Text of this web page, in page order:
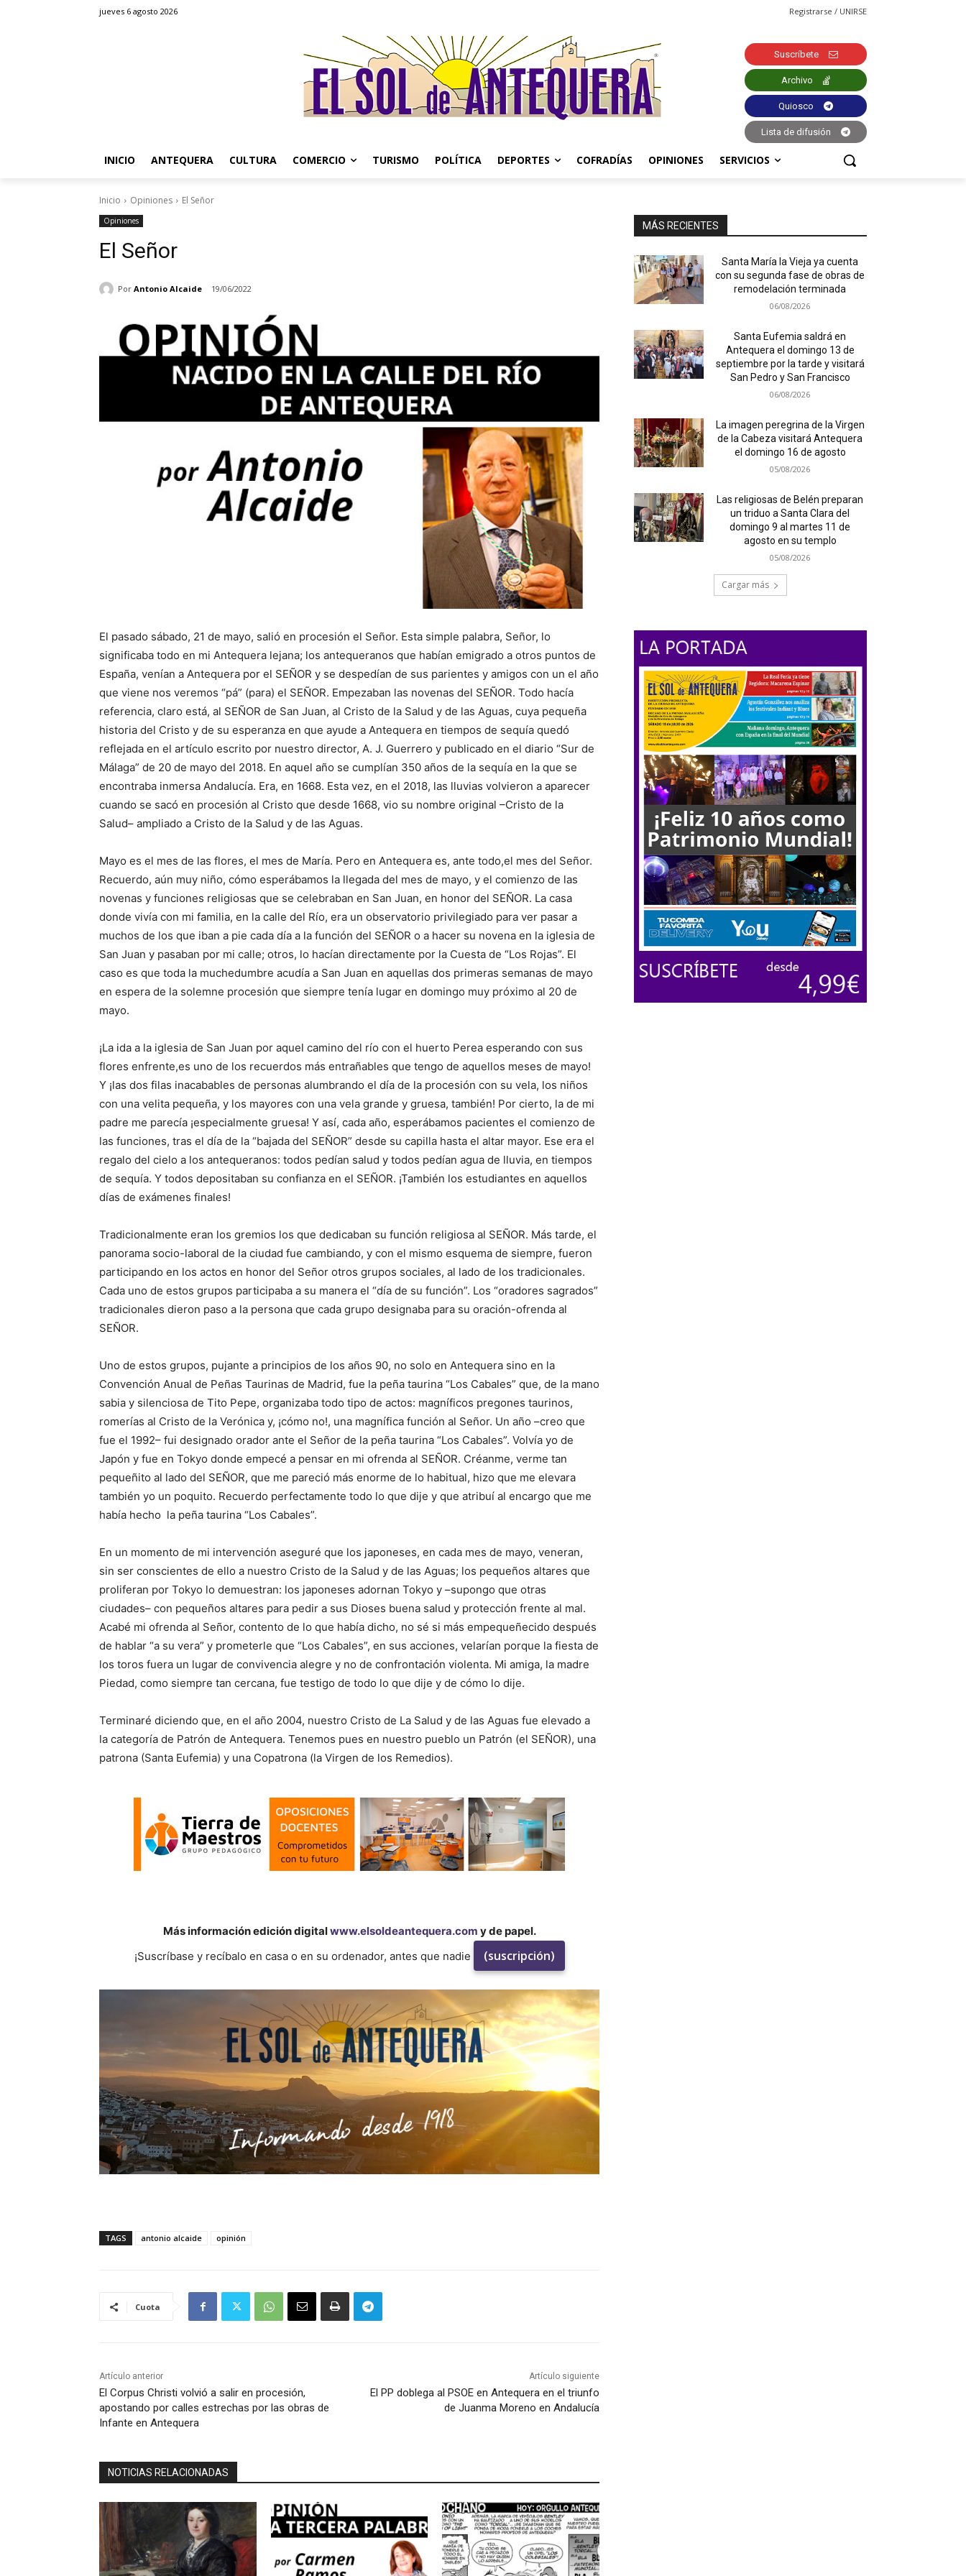
jueves 6 agosto 2026 Registrarse / UNIRSE
Suscríbete
Archivo
Quiosco
Lista de difusión
INICIO ANTEQUERA CULTURA COMERCIO TURISMO POLÍTICA DEPORTES COFRADÍAS OPINIONES SERVICIOS
Inicio Opiniones El Señor
Opiniones
El Señor
Por Antonio Alcaide 19/06/2022
El pasado sábado, 21 de mayo, salió en procesión el Señor. Esta simple palabra, Señor, lo
significaba todo en mi Antequera lejana; los antequeranos que habían emigrado a otros puntos de
España, venían a Antequera por el SEÑOR y se despedían de sus parientes y amigos con un el año
que viene nos veremos “pá” (para) el SEÑOR. Empezaban las novenas del SEÑOR. Todo hacía
referencia, claro está, al SEÑOR de San Juan, al Cristo de la Salud y de las Aguas, cuya pequeña
historia del Cristo y de su esperanza en que ayude a Antequera en tiempos de sequía quedó
reflejada en el artículo escrito por nuestro director, A. J. Guerrero y publicado en el diario “Sur de
Málaga” de 20 de mayo del 2018. En aquel año se cumplían 350 años de la sequía en la que se
encontraba inmersa Andalucía. Era, en 1668. Esta vez, en el 2018, las lluvias volvieron a aparecer
cuando se sacó en procesión al Cristo que desde 1668, vio su nombre original –Cristo de la
Salud– ampliado a Cristo de la Salud y de las Aguas.
Mayo es el mes de las flores, el mes de María. Pero en Antequera es, ante todo,el mes del Señor.
Recuerdo, aún muy niño, cómo esperábamos la llegada del mes de mayo, y el comienzo de las
novenas y funciones religiosas que se celebraban en San Juan, en honor del SEÑOR. La casa
donde vivía con mi familia, en la calle del Río, era un observatorio privilegiado para ver pasar a
muchos de los que iban a pie cada día a la función del SEÑOR o a hacer su novena en la iglesia de
San Juan y pasaban por mi calle; otros, lo hacían directamente por la Cuesta de “Los Rojas”. El
caso es que toda la muchedumbre acudía a San Juan en aquellas dos primeras semanas de mayo
en espera de la solemne procesión que siempre tenía lugar en domingo muy próximo al 20 de
mayo.
¡La ida a la iglesia de San Juan por aquel camino del río con el huerto Perea esperando con sus
flores enfrente,es uno de los recuerdos más entrañables que tengo de aquellos meses de mayo!
Y ¡las dos filas inacabables de personas alumbrando el día de la procesión con su vela, los niños
con una velita pequeña, y los mayores con una vela grande y gruesa, también! Por cierto, la de mi
padre me parecía ¡especialmente gruesa! Y así, cada año, esperábamos pacientes el comienzo de
las funciones, tras el día de la “bajada del SEÑOR” desde su capilla hasta el altar mayor. Ese era el
regalo del cielo a los antequeranos: todos pedían salud y todos pedían agua de lluvia, en tiempos
de sequía. Y todos depositaban su confianza en el SEÑOR. ¡También los estudiantes en aquellos
días de exámenes finales!
Tradicionalmente eran los gremios los que dedicaban su función religiosa al SEÑOR. Más tarde, el
panorama socio-laboral de la ciudad fue cambiando, y con el mismo esquema de siempre, fueron
participando en los actos en honor del Señor otros grupos sociales, al lado de los tradicionales.
Cada uno de estos grupos participaba a su manera el “día de su función”. Los “oradores sagrados”
tradicionales dieron paso a la persona que cada grupo designaba para su oración-ofrenda al
SEÑOR.
Uno de estos grupos, pujante a principios de los años 90, no solo en Antequera sino en la
Convención Anual de Peñas Taurinas de Madrid, fue la peña taurina “Los Cabales” que, de la mano
sabia y silenciosa de Tito Pepe, organizaba todo tipo de actos: magníficos pregones taurinos,
romerías al Cristo de la Verónica y, ¡cómo no!, una magnífica función al Señor. Un año –creo que
fue el 1992– fui designado orador ante el Señor de la peña taurina “Los Cabales”. Volvía yo de
Japón y fue en Tokyo donde empecé a pensar en mi ofrenda al SEÑOR. Créanme, verme tan
pequeñito al lado del SEÑOR, que me pareció más enorme de lo habitual, hizo que me elevara
también yo un poquito. Recuerdo perfectamente todo lo que dije y que atribuí al encargo que me
había hecho la peña taurina “Los Cabales”.
En un momento de mi intervención aseguré que los japoneses, en cada mes de mayo, veneran,
sin ser conscientes de ello a nuestro Cristo de la Salud y de las Aguas; los pequeños altares que
proliferan por Tokyo lo demuestran: los japoneses adornan Tokyo y –supongo que otras
ciudades– con pequeños altares para pedir a sus Dioses buena salud y protección frente al mal.
Acabé mi ofrenda al Señor, contento de lo que había dicho, no sé si más empequeñecido después
de hablar “a su vera” y prometerle que “Los Cabales”, en sus acciones, velarían porque la fiesta de
los toros fuera un lugar de convivencia alegre y no de confrontación violenta. Mi amiga, la madre
Piedad, como siempre tan cercana, fue testigo de todo lo que dije y de cómo lo dije.
Terminaré diciendo que, en el año 2004, nuestro Cristo de La Salud y de las Aguas fue elevado a
la categoría de Patrón de Antequera. Tenemos pues en nuestro pueblo un Patrón (el SEÑOR), una
patrona (Santa Eufemia) y una Copatrona (la Virgen de los Remedios).
Más información edición digitalwww.elsoldeantequera.com y de papel.
¡Suscríbase y recíbalo en casa o en su ordenador, antes que nadie
(suscripción)
TAGS antonio alcaide opinión
Cuota
Artículo anterior
El Corpus Christi volvió a salir en procesión,
apostando por calles estrechas por las obras de
Infante en Antequera
Artículo siguiente
El PP doblega al PSOE en Antequera en el triunfo
de Juanma Moreno en Andalucía
NOTICIAS RELACIONADAS
MÁS RECIENTES
Santa María la Vieja ya cuenta
con su segunda fase de obras de
remodelación terminada
06/08/2026
Santa Eufemia saldrá en
Antequera el domingo 13 de
septiembre por la tarde y visitará
San Pedro y San Francisco
06/08/2026
La imagen peregrina de la Virgen
de la Cabeza visitará Antequera
el domingo 16 de agosto
05/08/2026
Las religiosas de Belén preparan
un triduo a Santa Clara del
domingo 9 al martes 11 de
agosto en su templo
05/08/2026
Cargar más